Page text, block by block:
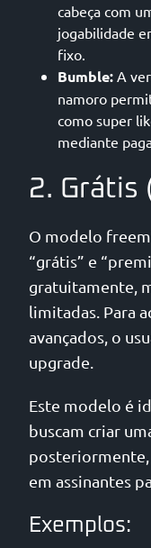
cabeça com
jogabilidade
fixo.
Bumble: A
namoro
como super
mediante
2. Grátis
O modelo
“grátis” e
gratuitamente,
limitadas. Para
avançados, o
upgrade.
Este modelo é
buscam criar
em assinantes
Exemplos: